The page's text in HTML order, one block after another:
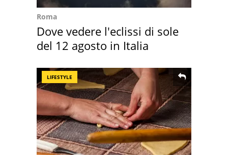
Roma
Dove vedere l'eclissi di sole
del 12 agosto in Italia
LIFESTYLE